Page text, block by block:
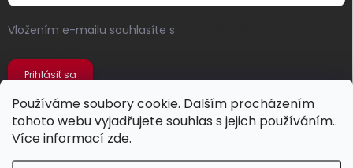
Používáme soubory cookie. Dalším procházením
tohoto webu vyjadřujete souhlas s jejich používáním..
Více informací zde.
Vložením e-mailu souhlasíte s
Prihlásiť sa